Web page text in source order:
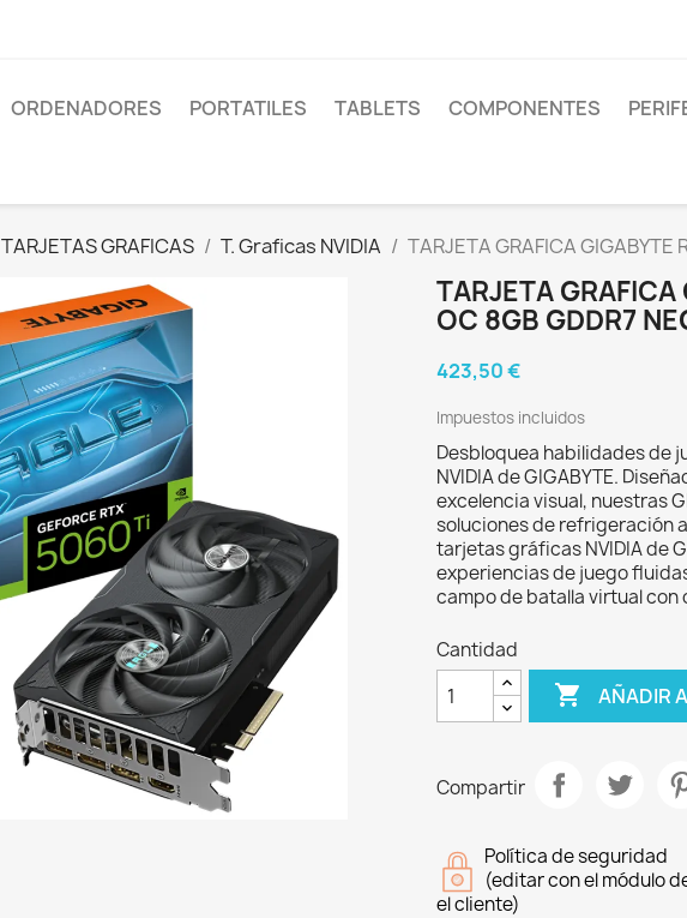
ORDENADORES PORTATILES TABLETS COMPONENTES
TARJETAS GRAFICAS T. Graficas NVIDIA TARJETA GRAFICA GIGABYTE
TARJETA
OC 8GB GDDR7
423,50 €
Impuestos incluidos
Desbloquea habilidades de
NVIDIA de GIGABYTE.
excelencia visual, nuestras
soluciones de refrigeración
tarjetas gráficas NVIDIA de
experiencias de juego
campo de batalla virtual
Cantidad
 AÑADIR
Compartir
Política de seguridad
(editar con el módulo
el cliente)